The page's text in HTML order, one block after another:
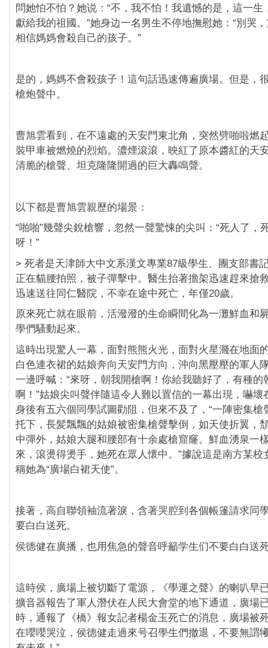
問她怕不怕？她说：“不，我不怕！我遺憾的是，這一生
獻給我的祖國。”她身边一名男生不停地撫慰她：“別哭
相信媽媽會殺自己的孩子。”
是的，媽媽不會殺孩子！這句話迅速傳遍廣場。但是，
槍炮聲中。
曹旭雲看到，在不遠處的天安門東北角，突然劈啪啦燃
裝甲車被燃燒的烈焰。濃煙滾滾，映紅了原本醬紅的天
清脆的槍聲、坦克隆隆開過的巨大轟鳴聲。
以下都是曹旭雲親歷的場景：
“啪啪”幾聲尖銳槍響，忽然一聲驚悚的尖叫：“死人了，
呀！”
> 死者是天津師大中文系漢文專業87級學生、團支部書
正在貓腰拍照，被子彈擊中。醫生抬著擔架迅速趕來搶
迅速送往同仁醫院，不幸在途中死亡，年僅20歲。
原來死亡就在眼前，活潑潑的生命瞬間化為一灘鮮血和
學們騷動起來。
這時出現驚人一幕，面對熊熊火光，面對火星濺在地面
白色連衣裙的姑娘奔向天安門方向，沖向黑壓壓的軍人
一邊呼喊：“來呀，朝我開槍啊！你給我聽好了，有種的
啊！”姑娘尖叫聲伴隨這令人難以置信的一幕出現，嚇壞
身後有五六個同學試圖勸阻，但來不及了，“一陣密集槍
托下，長髪飄飄的姑娘被密集槍聲擊倒，如天使折翼，
中彈外，姑娘大腿和腰部有十余處槍窟窿。鮮血湧泉一
來，滾燙得燙手，她死在眾人懷中。”據說這是南方某校
稱她為“廣場白裙天使”。
接著，高自聯領袖流著淚，含著哭腔到各個帳篷請求同
要白白送死。
侯德健在廣播，也用焦急的聲音呼籲学生们不要白白送
這時侯，廣場上被切斷了電源，《學運之聲》的喇叭早
擴音器報告了軍人潛伏在人民大會堂的地下通道，廣場
時，通報了《橋》報女記者楊金玉死亡的消息，廣場被
在嚶嚶哭泣，侯德健走過來号召學生們撤退，不要無謂